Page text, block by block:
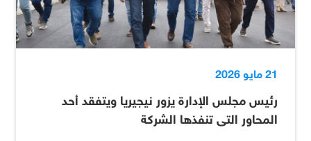
21 مايو 2026
رئيس مجلس الإدارة يزور نيجيريا ويتفقد أحد
المحاور التى تنفذها الشركة